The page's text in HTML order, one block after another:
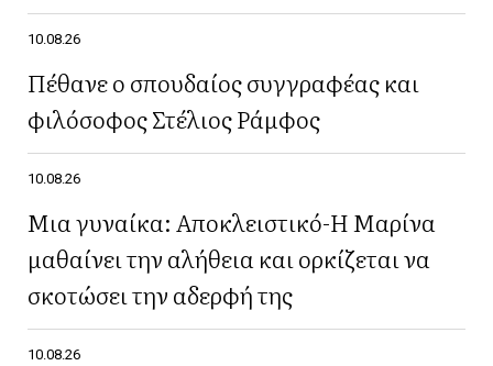
10.08.26
Πέθανε ο σπουδαίος συγγραφέας και
φιλόσοφος Στέλιος Ράμφος
10.08.26
Μια γυναίκα: Αποκλειστικό-Η Μαρίνα
μαθαίνει την αλήθεια και ορκίζεται να
σκοτώσει την αδερφή της
10.08.26